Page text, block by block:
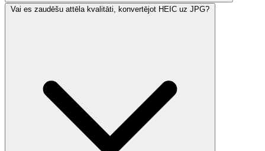
Vai es zaudēšu attēla kvalitāti, konvertējot HEIC uz JPG?